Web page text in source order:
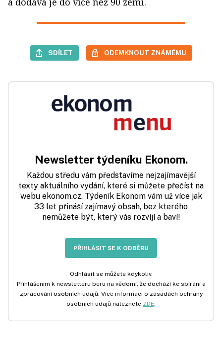
SDÍLET ODEMKNOUT ZNÁMÉMU
Newsletter týdeníku Ekonom.
Každou středu vám představíme nejzajímavější
texty aktuálního vydání, které si můžete přečíst na
webu ekonom.cz. Týdeník Ekonom vám už více jak
33 let přináší zajímavý obsah, bez kterého
nemůžete být, který vás rozvíjí a baví!
PŘIHLÁSIT SE K ODBĚRU
Odhlásit se můžete kdykoliv.
Přihlášením k newsletteru beru na vědomí, že dochází ke sbírání a
zpracování osobních údajů. Více informací o zásadách ochrany
osobních údajů naleznete ZDE